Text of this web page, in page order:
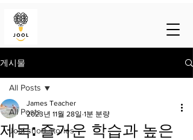
게시물
All Posts
Jool short stories
All Posts
제목: 즐거운 학습과 높은
James Teacher
2023년 11월 28일 1분 분량